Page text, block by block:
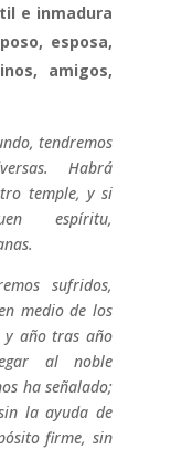
e inmadura
esposa,
amigos,
tendremos
Habrá
temple, y si
espíritu,
sufridos,
medio de los
y año tras año
al noble
ha señalado;
la ayuda de
firme, sin